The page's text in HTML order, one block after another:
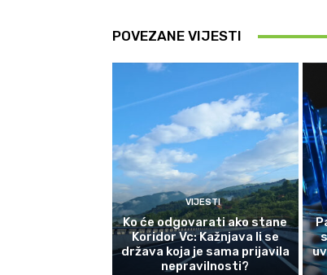
POVEZANE VIJESTI
VIJESTI
Ko će odgovarati ako stane
Koridor Vc: Kažnjava li se
država koja je sama prijavila
nepravilnosti?